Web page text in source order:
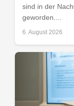
sind in der
geworden....
6. August 2026